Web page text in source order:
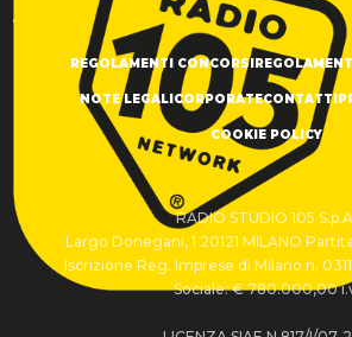
REGOLAMENTI CONCORSI
NOTE LEGALICORPORATECONTATTI
COOKIE POLICY
RADIO STUDIO 105
Largo Donegani, 1 20121 MILANO Partita
Iscrizione Reg. Imprese di Milano n.
Sociale: € 780.000,00